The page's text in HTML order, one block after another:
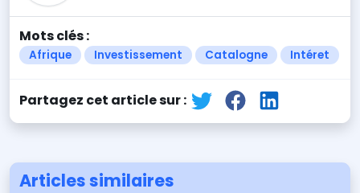
Mots clés :
Afrique Investissement Catalogne Intéret
Partagez cet article sur :
Articles similaires